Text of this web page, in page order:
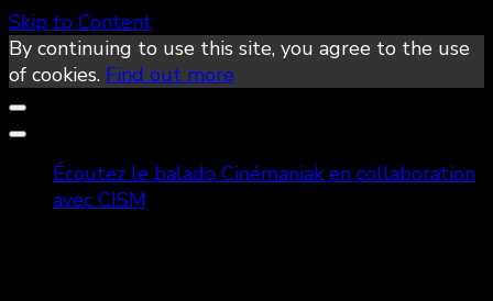
Skip to Content
By continuing to use this site, you agree to the use
of cookies. Find out more
Écoutez le balado Cinémaniak en collaboration
avec CISM